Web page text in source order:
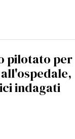
pilotato per
indagati